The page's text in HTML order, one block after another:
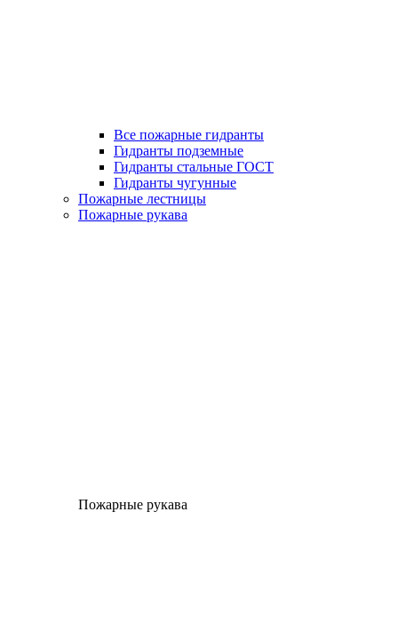
Все пожарные гидранты
Гидранты подземные
Гидранты стальные ГОСТ
Гидранты чугунные
Пожарные лестницы
Пожарные рукава
Пожарные рукава